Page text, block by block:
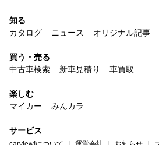
知る
カタログ
ニュース オリジナル記事
買う・売る
中古車検索
新車見積り 車買取
楽しむ
マイカー
みんカラ
サービス